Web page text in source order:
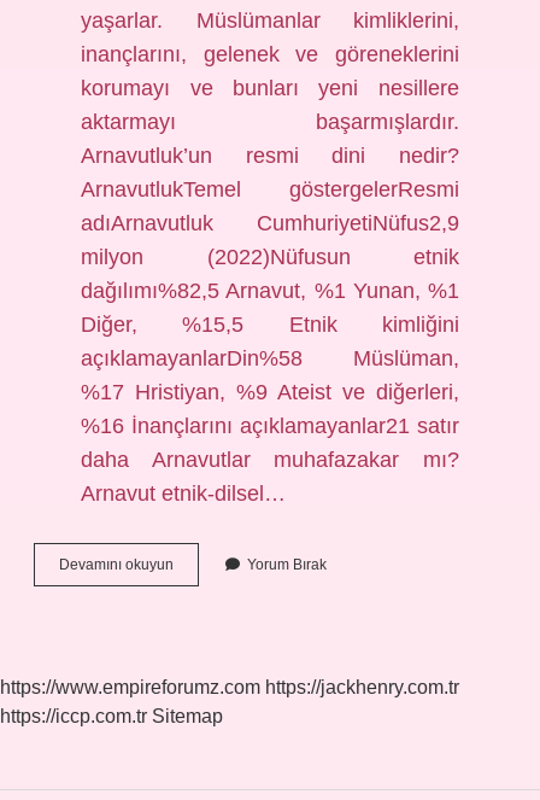
yaşarlar. Müslümanlar kimliklerini,
inançlarını, gelenek ve göreneklerini
korumayı ve bunları yeni nesillere
aktarmayı başarmışlardır.
Arnavutluk’un resmi dini nedir?
ArnavutlukTemel göstergelerResmi
adıArnavutluk CumhuriyetiNüfus2,9
milyon (2022)Nüfusun etnik
dağılımı%82,5 Arnavut, %1 Yunan, %1
Diğer, %15,5 Etnik kimliğini
açıklamayanlarDin%58 Müslüman,
%17 Hristiyan, %9 Ateist ve diğerleri,
%16 İnançlarını açıklamayanlar21 satır
daha Arnavutlar muhafazakar mı?
Arnavut etnik-dilsel…
Devamını okuyun Arnavutlar
Hanefi
Yorum Bırak
https://www.empireforumz.com https://jackhenry.com.tr
https://iccp.com.tr Sitemap